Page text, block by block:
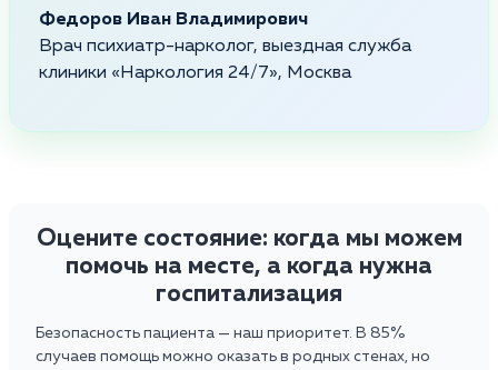
Федоров Иван Владимирович
Врач психиатр-нарколог, выездная служба
клиники «Наркология 24/7», Москва
Оцените состояние: когда мы можем
помочь на месте, а когда нужна
госпитализация
Безопасность пациента — наш приоритет. В 85%
случаев помощь можно оказать в родных стенах, но